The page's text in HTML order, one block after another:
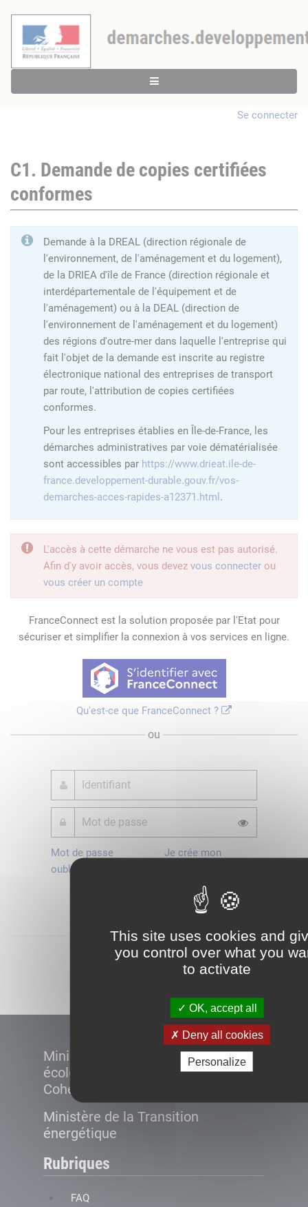
This site uses cookies and
you control over what you
to activate
OK, accept all
Deny all cookies
Personalize
Se connecter
C1. Demande de copies certifiées
conformes
Demande à la DREAL (direction régionale de
l'environnement, de l'aménagement et du logement),
de la DRIEA d'île de France (direction régionale et
interdépartementale de l'équipement et de
l'aménagement) ou à la DEAL (direction de
l'environnement de l'aménagement et du logement)
des régions d'outre-mer dans laquelle l'entreprise qui
fait l'objet de la demande est inscrite au registre
électronique national des entreprises de transport
par route, l'attribution de copies certifiées
conformes.
Pour les entreprises établies en Île-de-France, les
démarches administratives par voie dématérialisée
sont accessibles par https://www.drieat.ile-de-
france.developpement-durable.gouv.fr/vos-
demarches-acces-rapides-a12371.html .
L'accès à cette démarche ne vous est pas autorisé.
Afin d'y avoir accès, vous devez vous connecter ou
vous créer un compte
FranceConnect est la solution proposée par l'Etat pour
sécuriser et simplifier la connexion à vos services en ligne.
Qu'est-ce que FranceConnect ?
ou
Mot de passe
oublié ?
Je crée mon
Démarrer
Ministère de la Transition
écologique et de la
Cohésion des territoires
Ministère de la Transition
énergétique
Rubriques
FAQ